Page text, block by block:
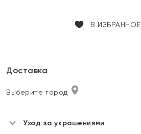
В ИЗБРАННОЕ
Доставка
Выберите город
Уход за украшениями